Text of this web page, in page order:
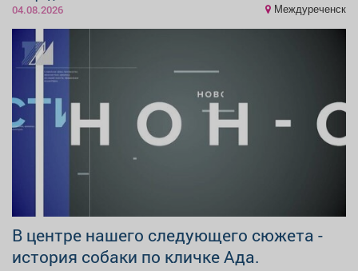
04.08.2026
Междуреченск
В центре нашего следующего сюжета -
история собаки по кличке Ада.